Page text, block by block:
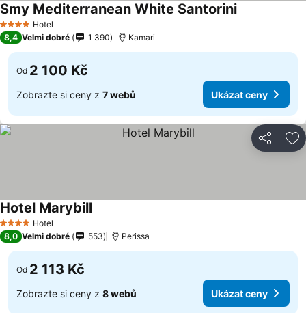
4 Počet hvězdiček
Hotel
Smy Mediterranean White Santorini
8,4 Velmi dobré 1 390 Kamari
Od 2 100 Kč
Zobrazte si ceny z 7 webů Ukázat ceny
Sdílet
4 Počet hvězdiček
Hotel
Hotel Marybill
8,0 Velmi dobré 553 Perissa
Od 2 113 Kč
Zobrazte si ceny z 8 webů Ukázat ceny